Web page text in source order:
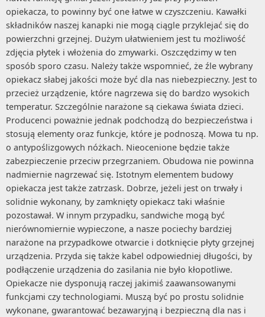
opiekacza, to powinny być one łatwe w czyszczeniu. Kawałki
składników naszej kanapki nie mogą ciągle przyklejać się do
powierzchni grzejnej. Dużym ułatwieniem jest tu możliwość
zdjęcia płytek i włożenia do zmywarki. Oszczędzimy w ten
sposób sporo czasu. Należy także wspomnieć, że źle wybrany
opiekacz słabej jakości może być dla nas niebezpieczny. Jest to
przecież urządzenie, które nagrzewa się do bardzo wysokich
temperatur. Szczególnie narażone są ciekawa świata dzieci.
Producenci poważnie jednak podchodzą do bezpieczeństwa i
stosują elementy oraz funkcje, które je podnoszą. Mowa tu np.
o antypoślizgowych nóżkach. Nieocenione będzie także
zabezpieczenie przeciw przegrzaniem. Obudowa nie powinna
nadmiernie nagrzewać się. Istotnym elementem budowy
opiekacza jest także zatrzask. Dobrze, jeżeli jest on trwały i
solidnie wykonany, by zamknięty opiekacz taki właśnie
pozostawał. W innym przypadku, sandwiche mogą być
nierównomiernie wypieczone, a nasze pociechy bardziej
narażone na przypadkowe otwarcie i dotknięcie płyty grzejnej
urządzenia. Przyda się także kabel odpowiedniej długości, by
podłączenie urządzenia do zasilania nie było kłopotliwe.
Opiekacze nie dysponują raczej jakimiś zaawansowanymi
funkcjami czy technologiami. Muszą być po prostu solidnie
wykonane, gwarantować bezawaryjną i bezpieczną dla nas i